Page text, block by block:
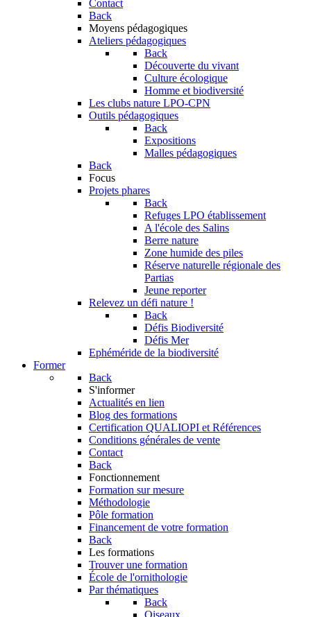
Contact
Back
Moyens pédagogiques
Ateliers pédagogiques
Back
Découverte du vivant
Culture écologique
Homme et biodiversité
Les clubs nature LPO-CPN
Outils pédagogiques
Back
Expositions
Malles pédagogiques
Back
Focus
Projets phares
Back
Refuges LPO établissement
A l'école des Salins
Berre nature
Zone humide des piles
Réserve naturelle régionale des
Partias
Jeune reporter
Relevez un défi nature !
Back
Défis Biodiversité
Défis Mer
Ephéméride de la biodiversité
Former
Back
S'informer
Actualités en lien
Blog des formations
Certification QUALIOPI et Références
Conditions générales de vente
Contact
Back
Fonctionnement
Formation sur mesure
Méthodologie
Pôle formation
Financement de votre formation
Back
Les formations
Trouver une formation
École de l'ornithologie
Par thématiques
Back
Oiseaux